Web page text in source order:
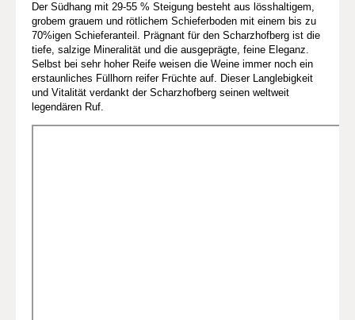
Der Südhang mit 29-55 % Steigung besteht aus lösshaltigem,
grobem grauem und rötlichem Schieferboden mit einem bis zu
70%igen Schieferanteil. Prägnant für den Scharzhofberg ist die
tiefe, salzige Mineralität und die ausgeprägte, feine Eleganz.
Selbst bei sehr hoher Reife weisen die Weine immer noch ein
erstaunliches Füllhorn reifer Früchte auf. Dieser Langlebigkeit
und Vitalität verdankt der Scharzhofberg seinen weltweit
legendären Ruf.